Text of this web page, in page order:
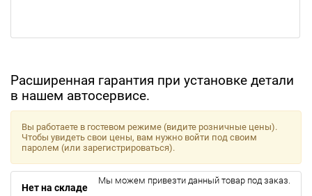
Расширенная гарантия при установке детали
в нашем автосервисе.
Вы работаете в гостевом режиме (видите розничные цены).
Чтобы увидеть свои цены, вам нужно войти под своим
паролем (или зарегистрироваться).
Нет на складе
Мы можем привезти данный товар под заказ.